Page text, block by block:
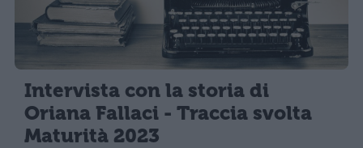
Intervista con la storia di
Oriana Fallaci - Traccia svolta
Maturità 2023